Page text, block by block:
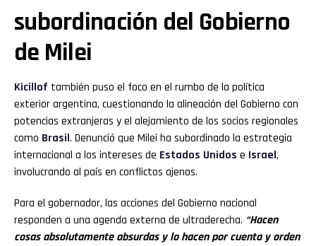
subordinación del Gobierno
de Milei
Kicillof también puso el foco en el rumbo de la política
exterior argentina, cuestionando la alineación del Gobierno con
potencias extranjeras y el alejamiento de los socios regionales
como Brasil. Denunció que Milei ha subordinado la estrategia
internacional a los intereses de Estados Unidos e Israel,
involucrando al país en conflictos ajenos.
Para el gobernador, las acciones del Gobierno nacional
responden a una agenda externa de ultraderecha. “Hacen
cosas absolutamente absurdas y lo hacen por cuenta y orden